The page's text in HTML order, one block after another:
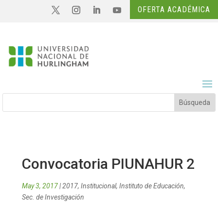
OFERTA ACADÉMICA
Convocatoria PIUNAHUR 2
May 3, 2017|2017, Institucional, Instituto de Educación,
Sec. de Investigación